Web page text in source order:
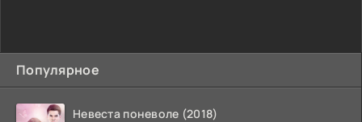
Популярное
Невеста поневоле (2018)